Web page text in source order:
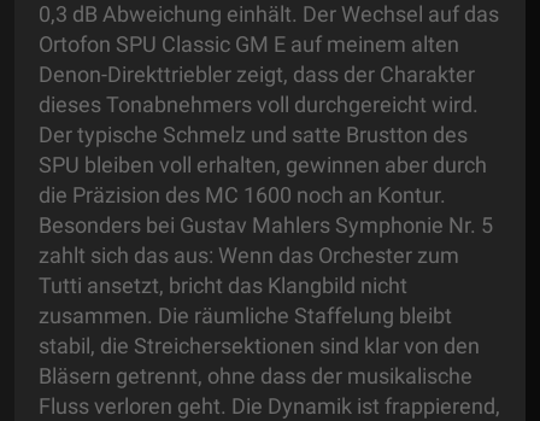
0,3 dB Abweichung einhält. Der Wechsel auf das
Ortofon SPU Classic GM E auf meinem alten
Denon-Direkttriebler zeigt, dass der Charakter
dieses Tonabnehmers voll durchgereicht wird.
Der typische Schmelz und satte Brustton des
SPU bleiben voll erhalten, gewinnen aber durch
die Präzision des MC 1600 noch an Kontur.
Besonders bei Gustav Mahlers Symphonie Nr. 5
zahlt sich das aus: Wenn das Orchester zum
Tutti ansetzt, bricht das Klangbild nicht
zusammen. Die räumliche Staffelung bleibt
stabil, die Streichersektionen sind klar von den
Bläsern getrennt, ohne dass der musikalische
Fluss verloren geht. Die Dynamik ist frappierend,